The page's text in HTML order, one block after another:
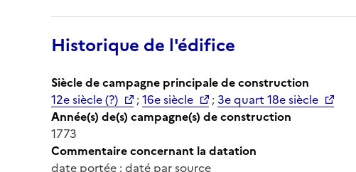
Historique de l'édifice
Siècle de campagne principale de construction
12e siècle (?)
;16e siècle ;3e quart 18e siècle
Année(s) de(s) campagne(s) de construction
1773
Commentaire concernant la datation
date portée ; daté par source